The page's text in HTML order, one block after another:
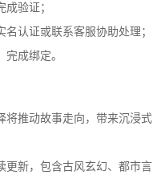
验证；
认证或联系客服协助处理；
成绑定。
将推动故事走向，带来沉浸式
更新，包含古风玄幻、都市言